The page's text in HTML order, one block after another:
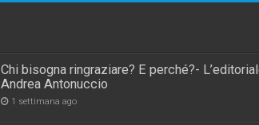
Chi bisogna ringraziare? E perché?-
Andrea Antonuccio
1 settimana ago